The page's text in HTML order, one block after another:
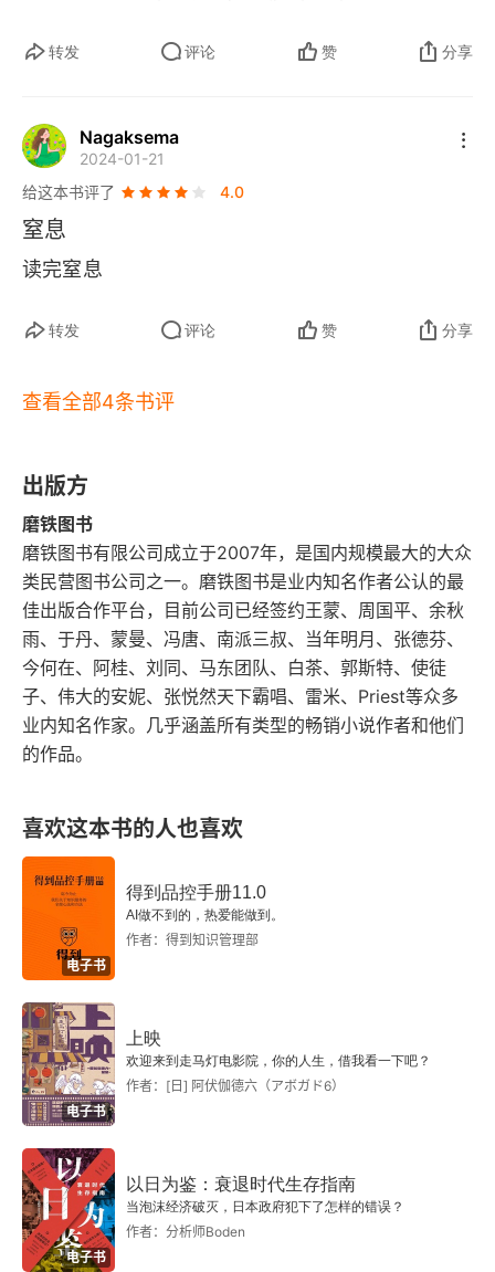
子的靠山！
转发 评论 赞 分享
Nagaksema
2024-01-21
给这本书评了
4.0
窒息
读完窒息
转发 评论 赞 分享
查看全部4条书评
出版方
磨铁图书
磨铁图书有限公司成立于2007年，是国内规模最大的大众
类民营图书公司之一。磨铁图书是业内知名作者公认的最
佳出版合作平台，目前公司已经签约王蒙、周国平、余秋
雨、于丹、蒙曼、冯唐、南派三叔、当年明月、张德芬、
今何在、阿桂、刘同、马东团队、白茶、郭斯特、使徒
子、伟大的安妮、张悦然天下霸唱、雷米、Priest等众多
业内知名作家。几乎涵盖所有类型的畅销小说作者和他们
的作品。
喜欢这本书的人也喜欢
电子书
得到品控手册11.0
AI做不到的，热爱能做到。
作者：得到知识管理部
电子书
上映
欢迎来到走马灯电影院，你的人生，借我看一下吧？
作者：[日] 阿伏伽德六（アボガド6）
电子书
以日为鉴：衰退时代生存指南
当泡沫经济破灭，日本政府犯下了怎样的错误？
作者：分析师Boden